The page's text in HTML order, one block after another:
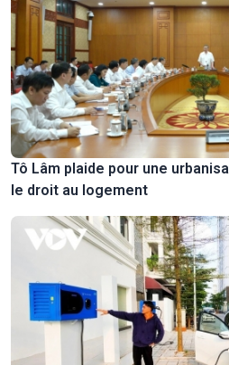
Tô Lâm plaide pour une
le droit au logement